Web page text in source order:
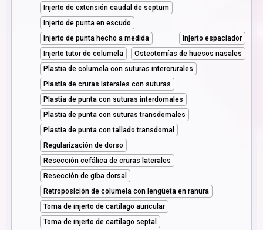
Injerto de extensión caudal de septum
Injerto de punta en escudo
Injerto de punta hecho a medida
Injerto espaciador
Injerto tutor de columela
Osteotomías de huesos nasales
Plastia de columela con suturas intercrurales
Plastia de cruras laterales con suturas
Plastia de punta con suturas interdomales
Plastia de punta con suturas transdomales
Plastia de punta con tallado transdomal
Regularización de dorso
Resección cefálica de cruras laterales
Resección de giba dorsal
Retroposición de columela con lengüeta en ranura
Toma de injerto de cartílago auricular
Toma de injerto de cartílago septal